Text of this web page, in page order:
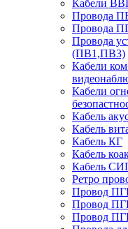
Кабели
Провода
Провода
Провода
(ПВ1,ПВ3)
Кабели
Кабели
Кабель
Кабель
Кабель КГ
Кабель
Кабель
Ретро
Провод
Провод
Провод